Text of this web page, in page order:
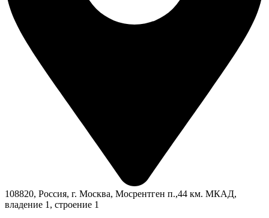
108820, Россия, г. Москва, Мосрентген п.,44 км. МКАД,
владение 1, строение 1